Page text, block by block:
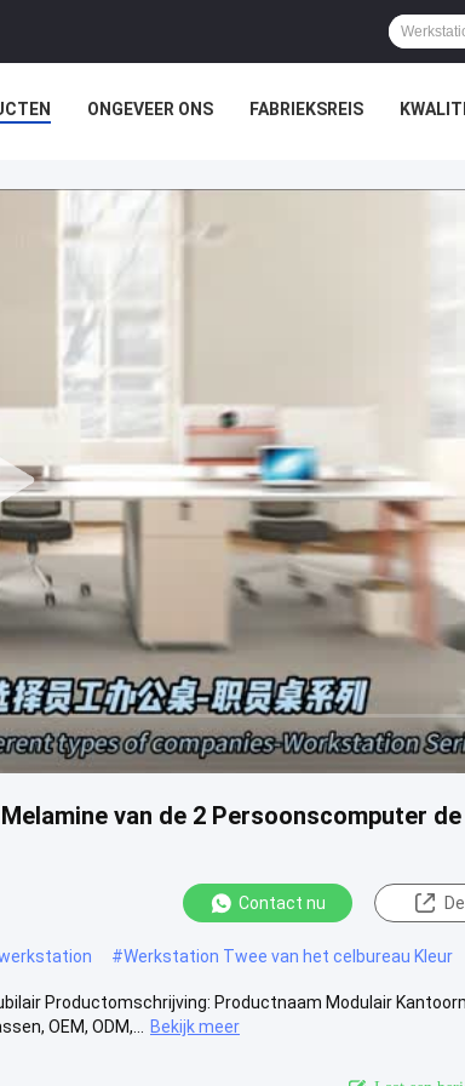
ONGEVEER ONS FABRIEKSREIS
van de 2 Persoonscomputer de
Contact nu
#Werkstation Twee van het celbureau Kleur
Productomschrijving: Productnaam Modulair
OEM, ODM,...
Bekijk meer